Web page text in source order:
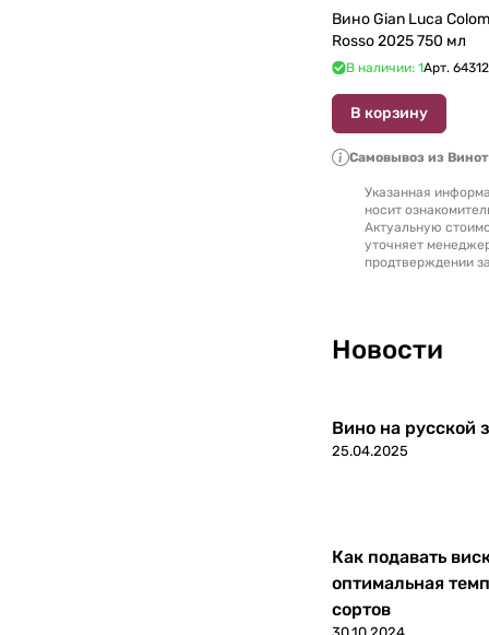
Вино Gian Luca
Rosso 2025 750 мл
В наличии: 1Арт.
В корзину
Самовывоз из
Указанная
носит
Актуальную
уточняет
продтверждении
Новости
Вино на русской
25.04.2025
Как подавать
оптимальная
сортов